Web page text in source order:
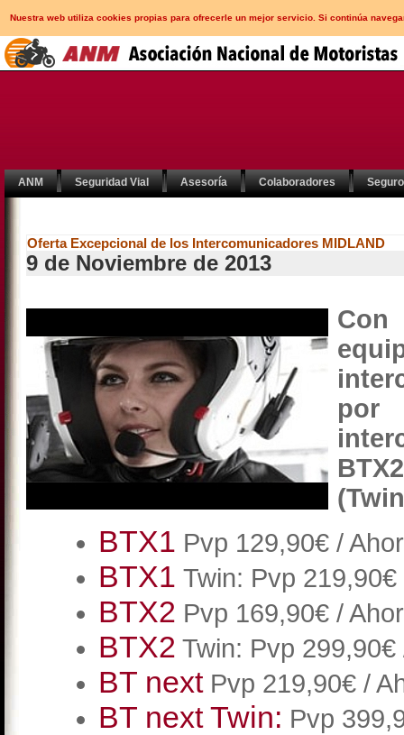
Nuestra web utiliza cookies propias para ofrecerle un mejor servicio. Si continúa
ANM Seguridad Vial Asesoría Colaboradores
Oferta Excepcional de los Intercomunicadores MIDLAND
9 de Noviembre de 2013
BTX1 Pvp 129,90€ /
BTX1 Twin: Pvp
BTX2 Pvp 169,90€ /
BTX2 Twin: Pvp
BT nextPvp 219,90€ /
BT next Twin: Pvp